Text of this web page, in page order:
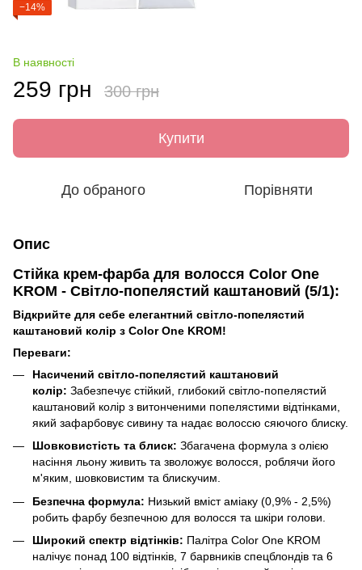
−14%
В наявності
259 грн 300 грн
Купити
До обраного Порівняти
Опис
Стійка крем-фарба для волосся Color One
KROM - Світло-попелястий каштановий (5/1):
Відкрийте для себе елегантний світло-попелястий
каштановий колір з Color One KROM!
Переваги:
Насичений світло-попелястий каштановий
колір: Забезпечує стійкий, глибокий світло-попелястий
каштановий колір з витонченими попелястими відтінками,
який зафарбовує сивину та надає волоссю сяючого блиску.
Шовковистість та блиск: Збагачена формула з олією
насіння льону живить та зволожує волосся, роблячи його
м'яким, шовковистим та блискучим.
Безпечна формула: Низький вміст аміаку (0,9% - 2,5%)
робить фарбу безпечною для волосся та шкіри голови.
Широкий спектр відтінків: Палітра Color One KROM
налічує понад 100 відтінків, 7 барвників спецблондів та 6